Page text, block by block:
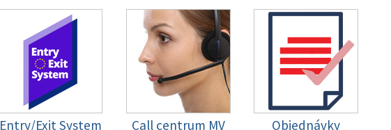
Entry/Exit System
Call centrum MV
Objednávky